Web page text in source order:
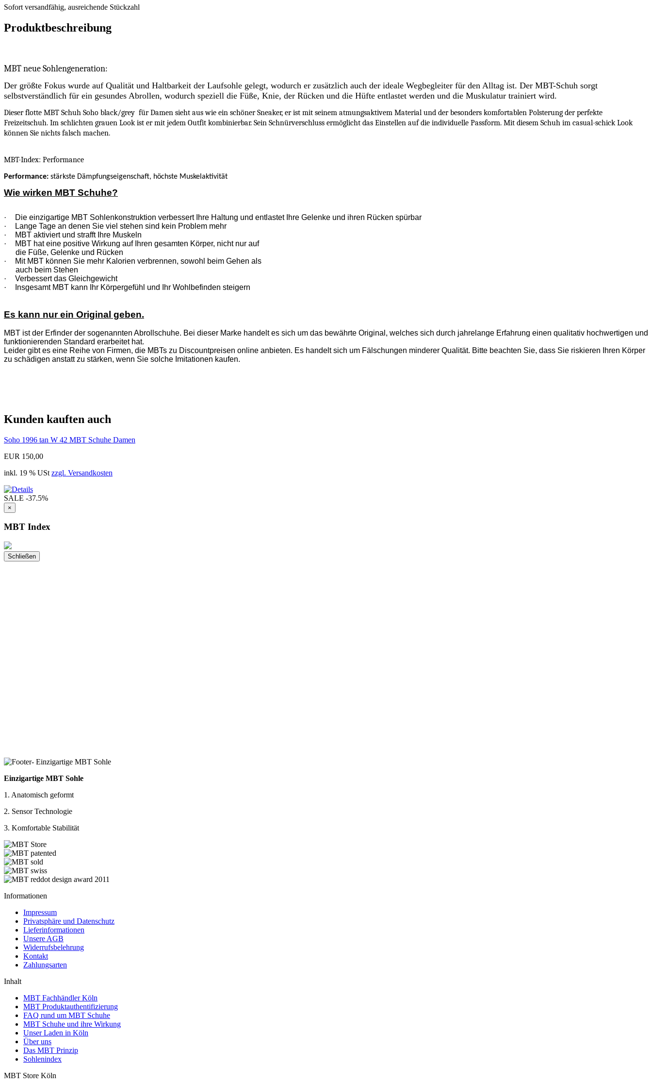
Sofort versandfähig, ausreichende Stückzahl
Produktbeschreibung
MBT neue Sohlengeneration:
Der größte Fokus wurde auf Qualität und Haltbarkeit der Laufsohle gelegt, wodurch er zusätzlich auch der ideale Wegbegleiter für den Alltag ist. Der MBT-Schuh sorgt
selbstverständlich für ein gesundes Abrollen, wodurch speziell die Füße, Knie, der Rücken und die Hüfte entlastet werden und die Muskulatur trainiert wird.
Dieser flotte MBT Schuh Soho black/grey für Damen sieht aus wie ein schöner Sneaker, er ist mit seinem atmungsaktivem Material und der besonders komfortablen Polsterung der perfekte
Freizeitschuh. Im schlichten grauen Look ist er mit jedem Outfit kombinierbar. Sein Schnürverschluss ermöglicht das Einstellen auf die individuelle Passform. Mit diesem Schuh im casual-schick Look
können Sie nichts falsch machen.
MBT-Index: Performance
Performance: stärkste Dämpfungseigenschaft, höchste Muskelaktivität
Wie wirken MBT Schuhe?
·
Die einzigartige MBT Sohlenkonstruktion verbessert Ihre Haltung und entlastet Ihre Gelenke und ihren Rücken spürbar
·
Lange Tage an denen Sie viel stehen sind kein Problem mehr
·
MBT aktiviert und strafft Ihre Muskeln
·
MBT hat eine positive Wirkung auf Ihren gesamten Körper, nicht nur auf
die Füße, Gelenke und Rücken
·
Mit MBT können Sie mehr Kalorien verbrennen, sowohl beim Gehen als
auch beim Stehen
·
Verbessert das Gleichgewicht
·
Insgesamt MBT kann Ihr Körpergefühl und Ihr Wohlbefinden steigern
Es kann nur ein Original geben.
MBT ist der Erfinder der sogenannten Abrollschuhe. Bei dieser Marke handelt es sich um das bewährte Original, welches sich durch jahrelange Erfahrung einen qualitativ hochwertigen und
funktionierenden Standard erarbeitet hat.
Leider gibt es eine Reihe von Firmen, die MBTs zu Discountpreisen online anbieten. Es handelt sich um Fälschungen minderer Qualität. Bitte beachten Sie, dass Sie riskieren Ihren Körper
zu schädigen anstatt zu stärken, wenn Sie solche Imitationen kaufen.
Kunden kauften auch
Soho 1996 tan W 42 MBT Schuhe Damen
EUR 150,00
inkl. 19 % USt zzgl. Versandkosten
SALE -37.5%
×
MBT Index
Schließen
Einzigartige MBT Sohle
1. Anatomisch geformt
2. Sensor Technologie
3. Komfortable Stabilität
Informationen
Impressum
Privatsphäre und Datenschutz
Lieferinformationen
Unsere AGB
Widerrufsbelehrung
Kontakt
Zahlungsarten
Inhalt
MBT Fachhändler Köln
MBT Produktauthentifizierung
FAQ rund um MBT Schuhe
MBT Schuhe und ihre Wirkung
Unser Laden in Köln
Über uns
Das MBT Prinzip
Sohlenindex
MBT Store Köln